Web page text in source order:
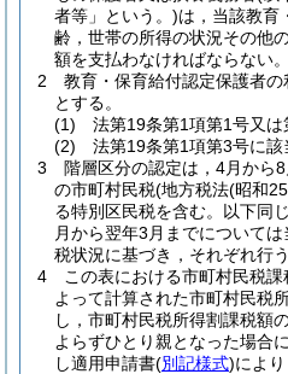
者等」という。)は，当該教育
齢，世帯の所得の状況その他
額を支払わなければならない。
2
教育・保育給付認定保護者
とする。
(1)
法第19条第1項第1号又
(2)
法第19条第1項第3号に
3
階層区分の認定は，4月から
の市町村民税(地方税法(昭和
る特別区民税を含む。以下同
月から翌年3月までについて
税状況に基づき，それぞれ行
4
この表における市町村民税
よって計算された市町村民税
し，市町村民税所得割課税額
よらずひとり親となった場合
し適用申請書(別記様式)によ